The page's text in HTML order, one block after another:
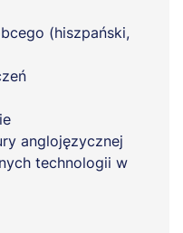
(hiszpański,
anglojęzycznej
technologii w